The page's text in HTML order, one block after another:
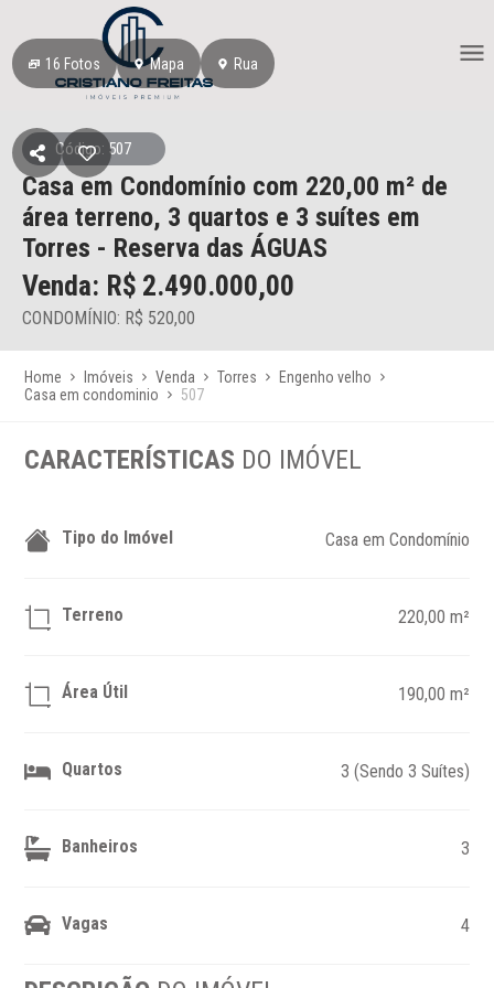
16 Fotos Mapa Rua
Código: 507
Casa em Condomínio com 220,00 m² de
área terreno, 3 quartos e 3 suítes em
Torres - Reserva das ÁGUAS
Venda: R$ 2.490.000,00
CONDOMÍNIO: R$ 520,00
Home Imóveis Venda Torres
Engenho velho
Casa em condominio
507
CARACTERÍSTICAS DO IMÓVEL
Tipo do Imóvel Casa em Condomínio
Terreno 220,00 m²
Área Útil 190,00 m²
Quartos 3 (Sendo 3 Suítes)
Banheiros 3
Vagas 4